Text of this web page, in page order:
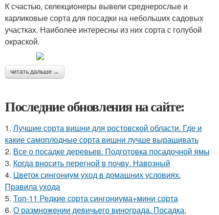
К счастью, селекционеры вывели среднерослые и
карликовые сорта для посадки на небольших садовых
участках. Наиболее интересны из них сорта с голубой
окраской.
читать дальше →
Последние обновления на сайте:
1. Лучшие сорта вишни для ростовской области. Где и
какие самоплодные сорта вишни лучше выращивать
2. Все о посадке деревьев. Подготовка посадочной ямы
3. Когда вносить перегной в почву. Навозный
4. Цветок сингониум уход в домашних условиях.
Правила ухода
5. Топ-11 Редкие сорта сингониума+мини сорта
6. О размножении девичьего винограда. Посадка,